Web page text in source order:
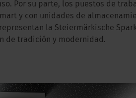
Por su parte, los puestos de
y con unidades de
la Steiermärkische
de tradición y modernidad.